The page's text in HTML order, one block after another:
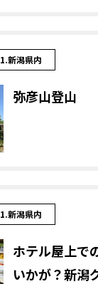
1.新潟県内
弥彦山登山
1.新潟県内
ホテル屋上で
いかが？新潟